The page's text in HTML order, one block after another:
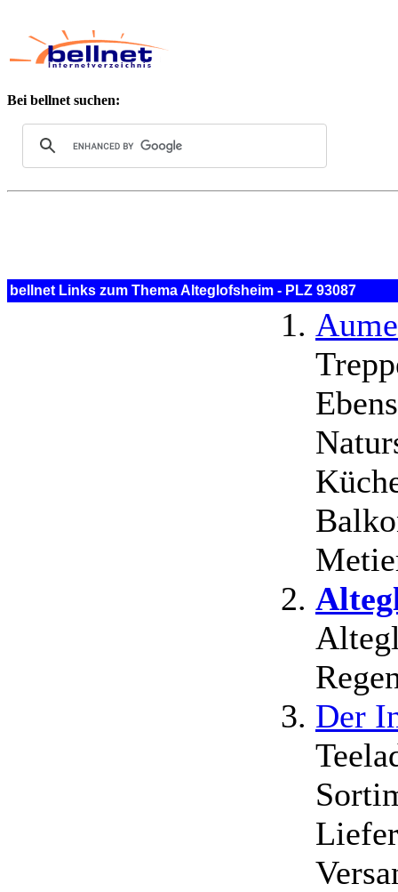
Bei bellnet suchen:
bellnet Links zum Thema Alteglofsheim - PLZ 93087
Der